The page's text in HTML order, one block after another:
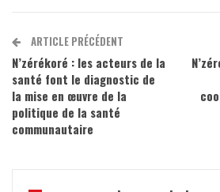
ARTICLE PRÉCÉDENT
N’zérékoré : les acteurs de la
santé font le diagnostic de
la mise en œuvre de la
politique de la santé
communautaire